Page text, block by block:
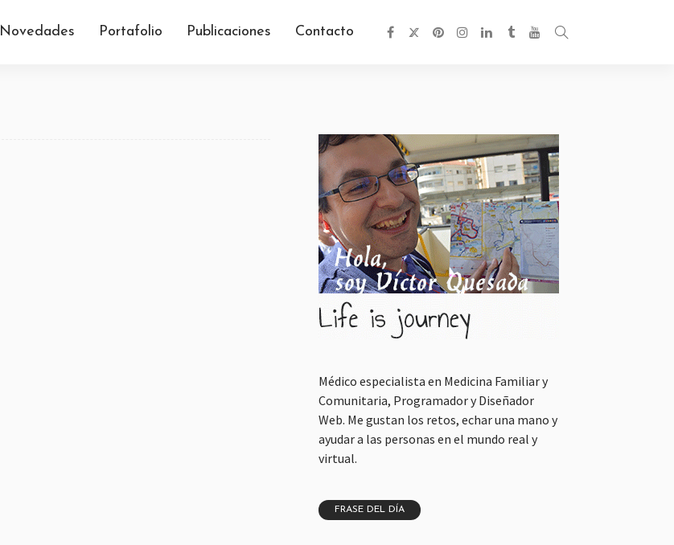
Novedades Portafolio Publicaciones Contacto
Médico especialista en Medicina Familiar y
Comunitaria, Programador y Diseñador
Web. Me gustan los retos, echar una mano y
ayudar a las personas en el mundo real y
virtual.
FRASE DEL DÍA